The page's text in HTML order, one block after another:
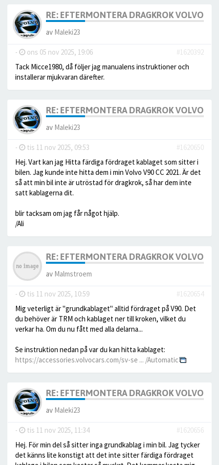
RE: EFTERMONTERA DRAGKROK VOLVO
av Maleki23
- ons 05 nov 2025, 19:06
#1620392
Tack Micce1980, då följer jag manualens instruktioner och
installerar mjukvaran därefter.
RE: EFTERMONTERA DRAGKROK VOLVO
av Maleki23
- tis 11 nov 2025, 09:53
#1620650
Hej. Vart kan jag Hitta färdiga fördraget kablaget som sitter i
bilen. Jag kunde inte hitta dem i min Volvo V90 CC 2021. Är det
så att min bil inte är utröstad för dragkrok, så har dem inte
satt kablagerna dit.
blir tacksam om jag får något hjälp.
/Ali
RE: EFTERMONTERA DRAGKROK VOLVO
av Malmstroem
- tis 11 nov 2025, 10:59
#1620654
Mig veterligt är "grundkablaget" alltid fördraget på V90. Det
du behöver är TRM och kablaget ner till kroken, vilket du
verkar ha. Om du nu fått med alla delarna...
Se instruktion nedan på var du kan hitta kablaget:
https://accessories.volvocars.com/sv-se ... /Automatic
RE: EFTERMONTERA DRAGKROK VOLVO
av Maleki23
- tis 11 nov 2025, 11:34
#1620656
Hej. För min del så sitter inga grundkablag i min bil. Jag tycker
det känns lite konstigt att det inte sitter färdiga fördraget